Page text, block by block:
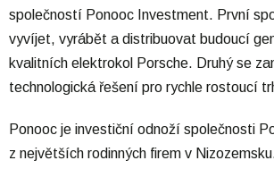
společností Ponooc Investment. První
vyvíjet, vyrábět a distribuovat budoucí
kvalitních elektrokol Porsche. Druhý se
technologická řešení pro rychle rostoucí
Ponooc je investiční odnoží společnosti
z největších rodinných firem v